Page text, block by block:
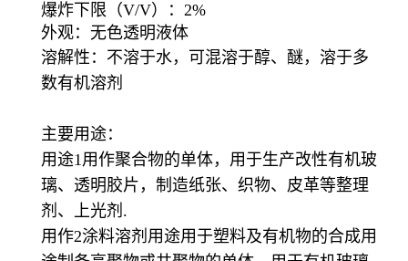
爆炸下限（V/V）：2%
外观：无色透明液体
溶解性：不溶于水，可混溶于醇、醚，溶于多
数有机溶剂
主要用途：
用途1用作聚合物的单体，用于生产改性有机玻
璃、透明胶片，制造纸张、织物、皮革等整理
剂、上光剂.
用作2涂料溶剂用途用于塑料及有机物的合成用